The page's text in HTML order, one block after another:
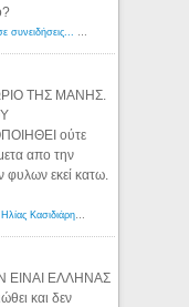
ΤΗΣ ΜΑΝΗΣ.
ούτε
απο την
φυλων εκεί κατω.
ΕΙΝΑΙ ΕΛΛΗΝΑΣ
και δεν